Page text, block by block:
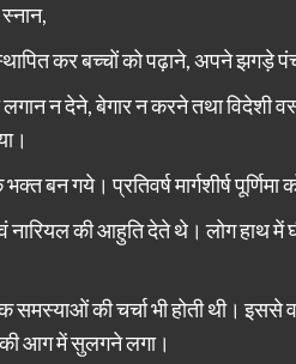
कर बच्चों को पढ़ाने, अपने
लगान न देने, बेगार न करने तथा
गये। प्रतिवर्ष मार्गशीर्ष पूर्णिमा
नारियल की आहुति देते थे। लोग हाथ में
की चर्चा भी होती थी। इससे
की आग में सुलगने लगा।